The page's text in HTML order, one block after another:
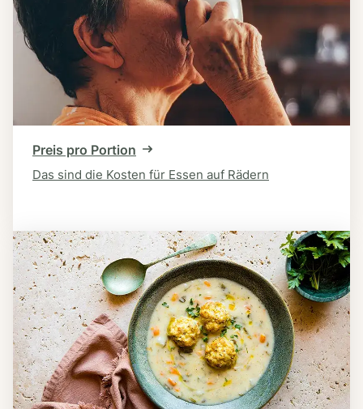
Preis pro Portion
Das sind die Kosten für Essen auf Rädern